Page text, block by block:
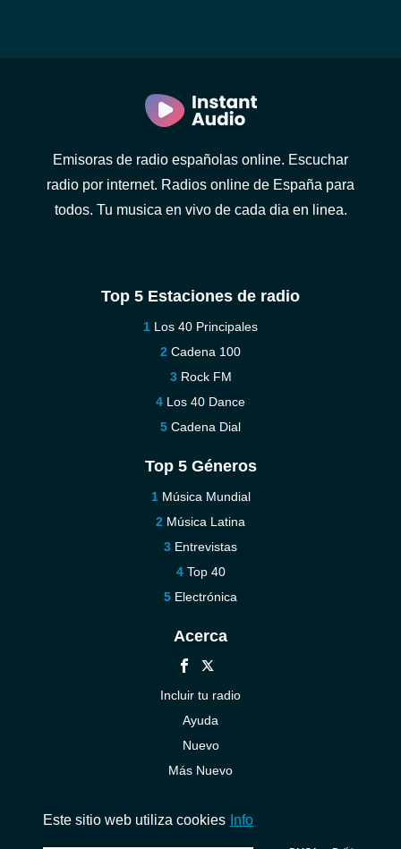
Emisoras de radio españolas online. Escuchar
radio por internet. Radios online de España para
todos. Tu musica en vivo de cada dia en linea.
Top 5 Estaciones de radio
Los 40 Principales
Cadena 100
Rock FM
Los 40 Dance
Cadena Dial
Top 5 Géneros
Música Mundial
Música Latina
Entrevistas
Top 40
Electrónica
Acerca
Incluir tu radio
Ayuda
Nuevo
Más Nuevo
Este sitio web utiliza cookies Info